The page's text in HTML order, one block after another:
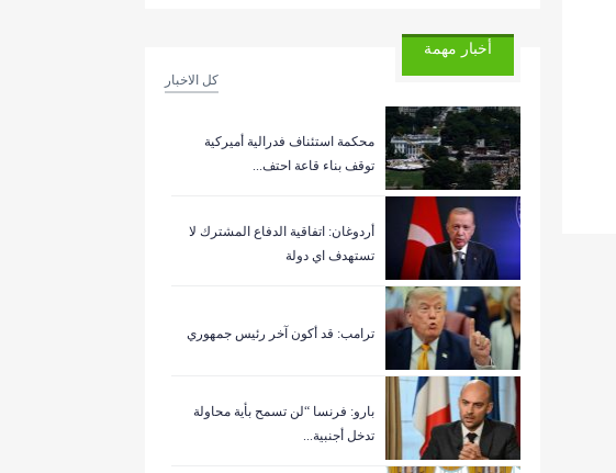
أخبار مهمة
كل الاخبار
‏محكمة استئناف فدرالية أميركية
توقف بناء قاعة احتف...
أردوغان: اتفاقية الدفاع المشترك لا
تستهدف اي دولة
ترامب: قد أكون آخر رئيس جمهوري
بارو: فرنسا “لن تسمح بأية محاولة
تدخل أجنبية...